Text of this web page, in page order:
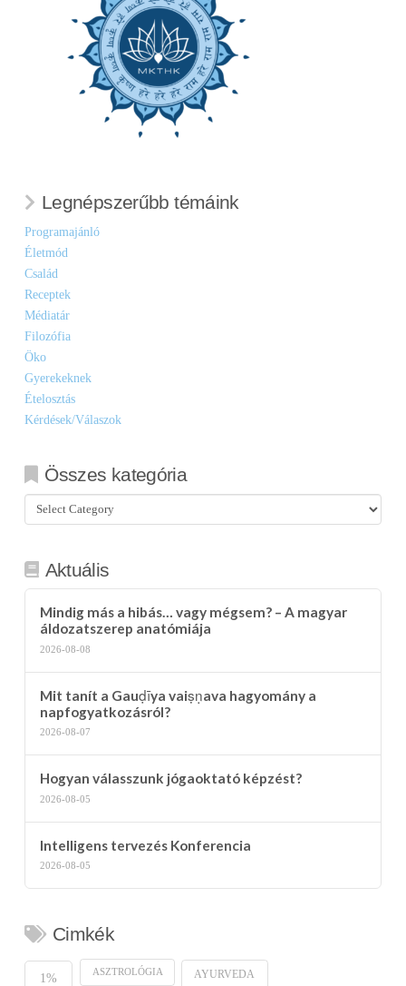
Legnépszerűbb témáink
Programajánló
Életmód
Család
Receptek
Médiatár
Filozófia
Öko
Gyerekeknek
Ételosztás
Kérdések/Válaszok
Összes kategória
Összes
kategória
Aktuális
Mindig más a hibás… vagy mégsem? – A magyar
áldozatszerep anatómiája
2026-08-08
Mit tanít a Gauḍīya vaiṣṇava hagyomány a
napfogyatkozásról?
2026-08-07
Hogyan válasszunk jógaoktató képzést?
2026-08-05
Intelligens tervezés Konferencia
2026-08-05
Cimkék
1% ASZTROLÓGIA AYURVEDA